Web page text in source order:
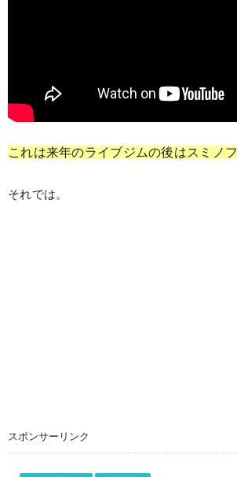
これは来年のライブジムの後はスミノ
それでは。
スポンサーリンク